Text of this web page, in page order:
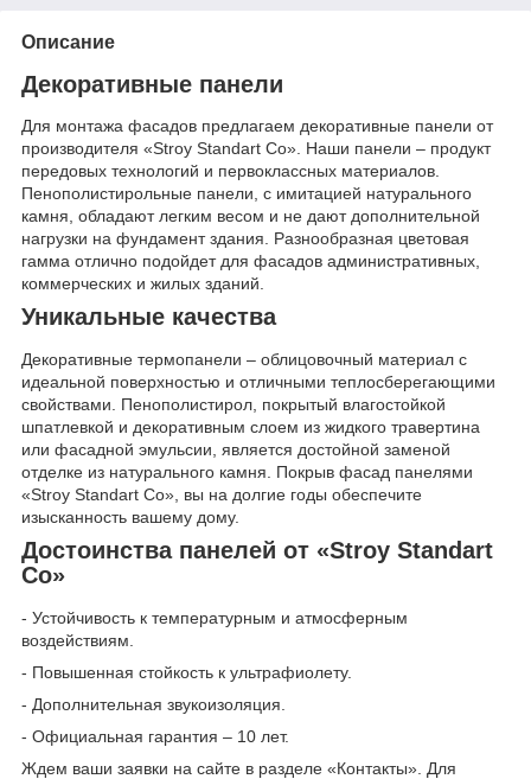
Описание
Декоративные панели
Для монтажа фасадов предлагаем декоративные панели от
производителя «Stroy Standart Co». Наши панели – продукт
передовых технологий и первоклассных материалов.
Пенополистирольные панели, с имитацией натурального
камня, обладают легким весом и не дают дополнительной
нагрузки на фундамент здания. Разнообразная цветовая
гамма отлично подойдет для фасадов административных,
коммерческих и жилых зданий.
Уникальные качества
Декоративные термопанели – облицовочный материал с
идеальной поверхностью и отличными теплосберегающими
свойствами. Пенополистирол, покрытый влагостойкой
шпатлевкой и декоративным слоем из жидкого травертина
или фасадной эмульсии, является достойной заменой
отделке из натурального камня. Покрыв фасад панелями
«Stroy Standart Co», вы на долгие годы обеспечите
изысканность вашему дому.
Достоинства панелей от «Stroy Standart
Co»
- Устойчивость к температурным и атмосферным
воздействиям.
- Повышенная стойкость к ультрафиолету.
- Дополнительная звукоизоляция.
- Официальная гарантия – 10 лет.
Ждем ваши заявки на сайте в разделе «Контакты». Для